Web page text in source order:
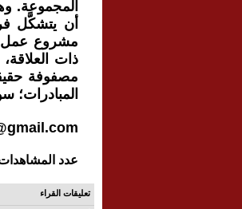
المجموعة.
أن يتشكَّل
مشروع عمل
ذات
مصفوفة
عدد المشاهدات : (
تعليقات القراء